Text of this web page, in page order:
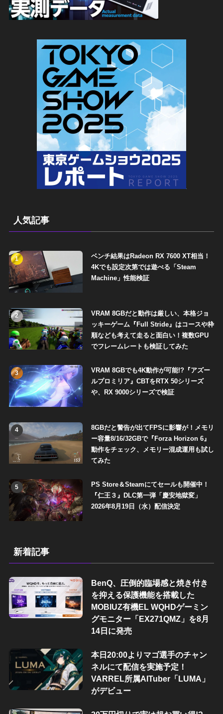
人気記事
1
ベンチ結果はRadeon RX 7600 XT相当！
4Kでも設定次第では遊べる「Steam
Machine」性能検証
2
VRAM 8GBだと動作は厳しい、本格ジョ
ッキーゲーム『Full Stride』はコースや枠
順なども考えて走ると面白い！複数GPU
でフレームレートも検証してみた
3
VRAM 8GBでも4K動作が可能!?『アズー
ルプロミリア』CBTをRTX 50シリーズ
や、RX 9000シリーズで検証
4
8GBだと警告が出てFPSに影響が！メモリ
ー容量8/16/32GBで『Forza Horizon 6』
動作をチェック、メモリー混成運用も試し
てみた
5
PS Store＆Steamにてセールも開催中！
『仁王３』DLC第一弾「慶安地獄変」
2026年8月19日（水）配信決定
新着記事
BenQ、圧倒的臨場感と焼き付き
を抑える保護機能を搭載した
MOBIUZ有機EL WQHDゲーミン
グモニター「EX271QMZ」を8月
14日に発売
本日20:00よりマゴ選手のチャン
ネルにて配信を実施予定！
VARREL所属AITuber「LUMA」
がデビュー